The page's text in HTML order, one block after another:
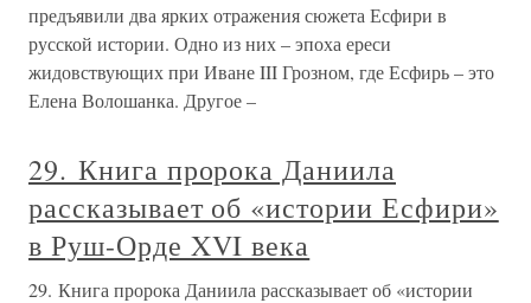
предъявили два ярких отражения сюжета Есфири в
русской истории. Одно из них – эпоха ереси
жидовствующих при Иване III Грозном, где Есфирь – это
Елена Волошанка. Другое –
29. Книга пророка Даниила
рассказывает об «истории Есфири»
в Руш-Орде XVI века
29. Книга пророка Даниила рассказывает об «истории